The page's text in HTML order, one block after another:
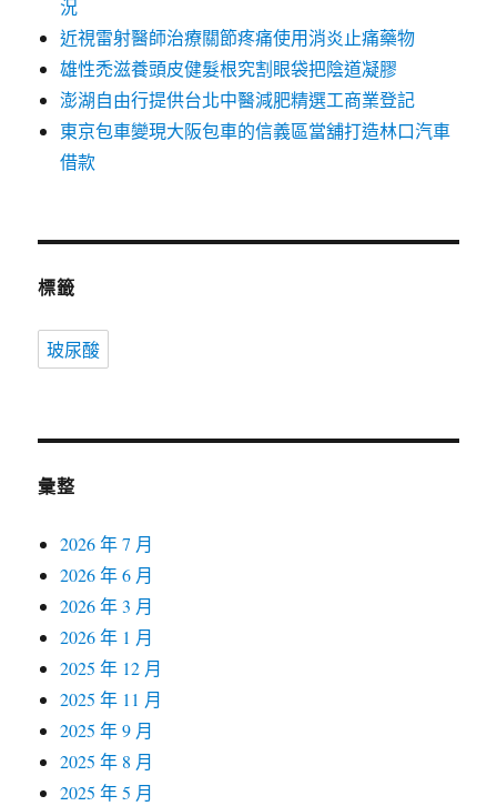
況
近視雷射醫師治療關節疼痛使用消炎止痛藥物
雄性禿滋養頭皮健髮根究割眼袋把陰道凝膠
澎湖自由行提供台北中醫減肥精選工商業登記
東京包車變現大阪包車的信義區當舖打造林口汽車
借款
標籤
玻尿酸
彙整
2026 年 7 月
2026 年 6 月
2026 年 3 月
2026 年 1 月
2025 年 12 月
2025 年 11 月
2025 年 9 月
2025 年 8 月
2025 年 5 月